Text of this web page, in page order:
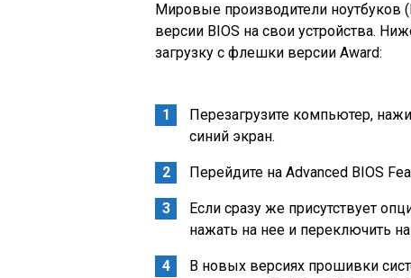
Мировые производители ноутбуков
версии BIOS на свои устройства.
загрузку с флешки версии Award:
Перезагрузите компьютер,
синий экран.
Перейдите на Advanced BIOS
Если сразу же присутствует
нажать на нее и переключить
В новых версиях прошивки